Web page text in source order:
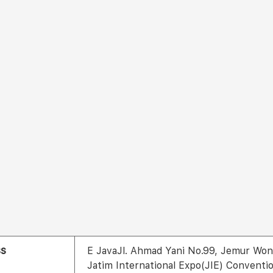
E JavaJl. Ahmad Yani No.99, Jemur
Jatim International Expo(JIE)